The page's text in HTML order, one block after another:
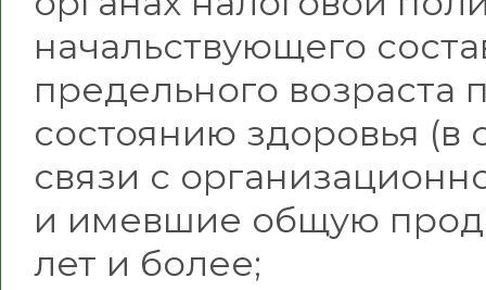
начальствующего
предельного возраста
состоянию здоровья (в
связи с
и имевшие общую
лет и более;